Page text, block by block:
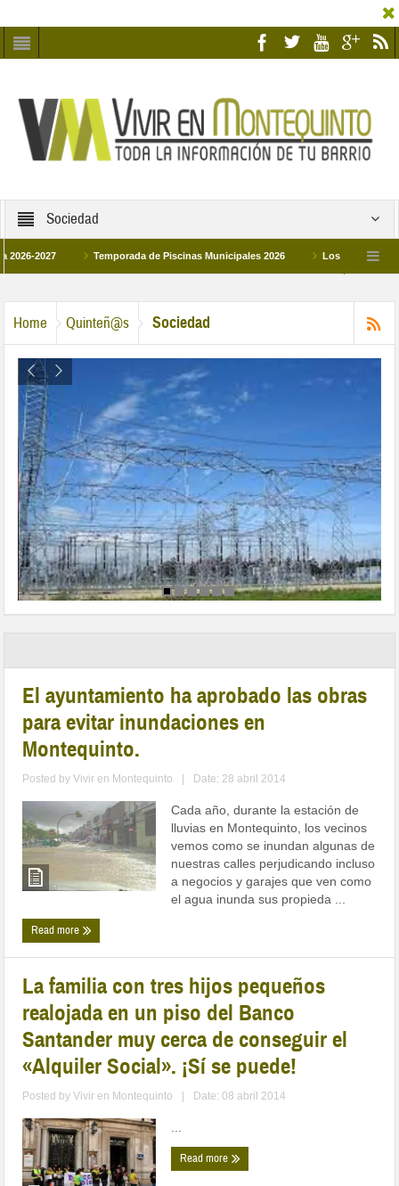
Sociedad
Temporada de Piscinas Municipales 2026 Los Campus de
Home Quinteñ@s Sociedad
El ayuntamiento ha aprobado las obras
para evitar inundaciones en
Montequinto.
Posted byVivir en Montequinto Date: 28 abril 2014
Cada año, durante la estación de
lluvias en Montequinto, los vecinos
vemos como se inundan algunas de
nuestras calles perjudicando incluso
a negocios y garajes que ven como
el agua inunda sus propieda ...
Read more
La familia con tres hijos pequeños
realojada en un piso del Banco
Santander muy cerca de conseguir el
«Alquiler Social». ¡Sí se puede!
Posted byVivir en Montequinto Date: 08 abril 2014
...
Read more